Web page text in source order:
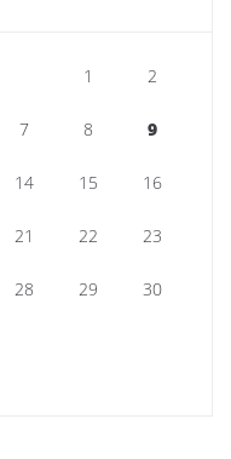
1 2
7 8 9
14 15 16
21 22 23
28 29 30